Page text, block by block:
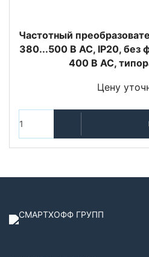
Частотный
380...500 В АС, IP20, без
400 В AC,
Цену